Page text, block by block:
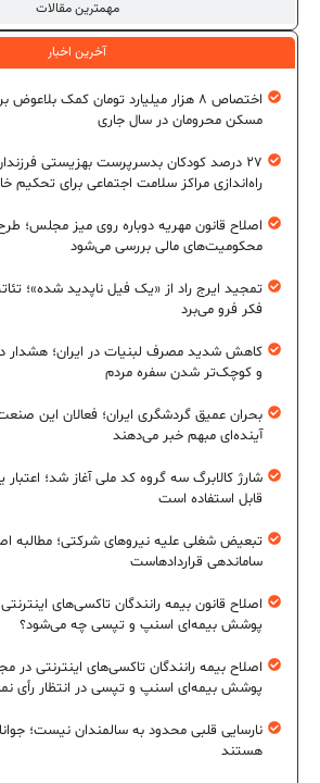
مهمترین مقالات
آخرین اخبار
اختصاص ۸ هزار میلیارد تومان کمک
مسکن محرومان در سال جاری
۲۷ درصد کودکان بدسرپرست بهزیستی
راه‌اندازی مراکز سلامت اجتماعی برای تحکیم
اصلاح قانون مهریه دوباره روی میز مجلس؛
محکومیت‌های مالی بررسی می‌شود
تمجید ایرج راد از «یک فیل ناپدید شده»؛
فکر فرو می‌برد
کاهش شدید مصرف لبنیات در ایران؛ هشدار
و کوچک‌تر شدن سفره مردم
بحران عمیق گردشگری ایران؛ فعالان این
آینده‌ای مبهم خبر می‌دهند
شارژ کالابرگ سه گروه کد ملی آغاز شد؛
قابل استفاده است
تبعیض شغلی علیه نیروهای شرکتی؛ مطالبه
ساماندهی قراردادهاست
اصلاح قانون بیمه رانندگان تاکسی‌های
پوشش بیمه‌ای اسنپ و تپسی چه می‌شود؟
اصلاح بیمه رانندگان تاکسی‌های اینترنتی
پوشش بیمه‌ای اسنپ و تپسی در انتظار رأی
نارسایی قلبی محدود به سالمندان نیست؛
هستند